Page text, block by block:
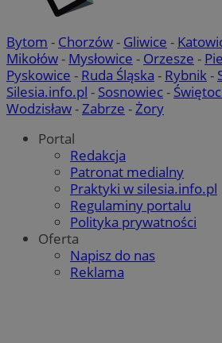
Bytom - Chorzów- Gliwice -
Mikołów- Mysłowice - Orzesze -
Pyskowice - Ruda Śląska - Rybnik-
Silesia.info.pl - Sosnowiec-
Wodzisław-Zabrze -Żory
Portal
Redakcja
Patronat medialny
Praktyki w silesia.info.pl
Regulaminy portalu
Polityka prywatności
Oferta
Napisz do nas
Reklama